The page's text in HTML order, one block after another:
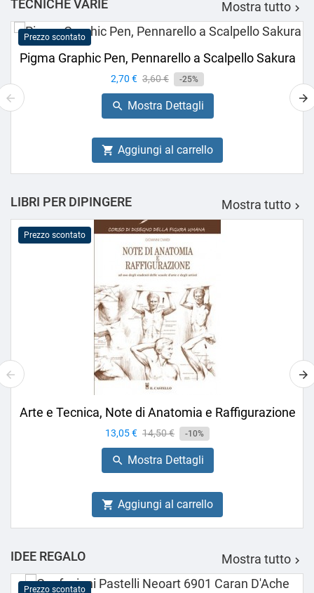
TECNICHE VARIE Mostra tutto 
Prezzo scontato
Pigma Graphic Pen, Pennarello a Scalpello Sakura
Prezzo
2,70 € Prezzo
base
3,60 € -25%
 Mostra Dettagli
 Aggiungi al carrello
LIBRI PER DIPINGERE Mostra tutto 
Prezzo scontato
Arte e Tecnica, Note di Anatomia e Raffigurazione
Prezzo
13,05 € Prezzo
base
14,50 € -10%
 Mostra Dettagli
 Aggiungi al carrello
IDEE REGALO Mostra tutto 
Prezzo scontato